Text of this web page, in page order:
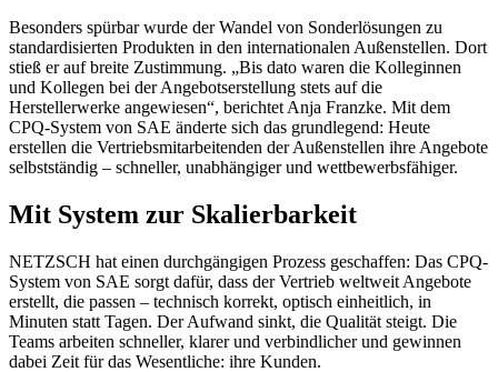
Besonders spürbar wurde der Wandel von Sonderlösungen zu
standardisierten Produkten in den internationalen Außenstellen. Dort
stieß er auf breite Zustimmung. „Bis dato waren die Kolleginnen
und Kollegen bei der Angebotserstellung stets auf die
Herstellerwerke angewiesen“, berichtet Anja Franzke. Mit dem
CPQ-System von SAE änderte sich das grundlegend: Heute
erstellen die Vertriebsmitarbeitenden der Außenstellen ihre Angebote
selbstständig – schneller, unabhängiger und wettbewerbsfähiger.
Mit System zur Skalierbarkeit
NETZSCH hat einen durchgängigen Prozess geschaffen: Das CPQ-
System von SAE sorgt dafür, dass der Vertrieb weltweit Angebote
erstellt, die passen – technisch korrekt, optisch einheitlich, in
Minuten statt Tagen. Der Aufwand sinkt, die Qualität steigt. Die
Teams arbeiten schneller, klarer und verbindlicher und gewinnen
dabei Zeit für das Wesentliche: ihre Kunden.